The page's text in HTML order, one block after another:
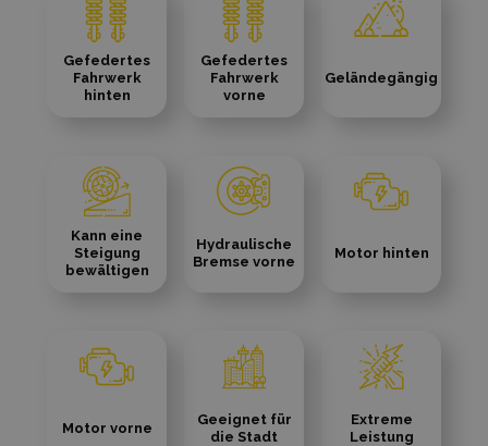
Gefedertes
Fahrwerk
hinten
Gefedertes
Fahrwerk
vorne
Geländegängig
Kann eine
Steigung
bewältigen
Hydraulische
Bremse vorne
Motor hinten
Motor vorne
Geeignet für
die Stadt
Extreme
Leistung